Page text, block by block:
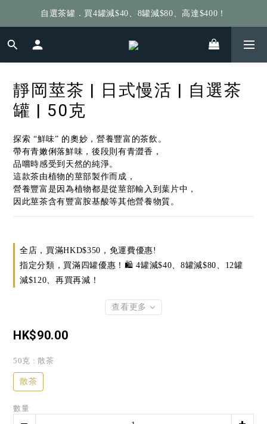
給個訂單好評，立即送你 $5 購物金！
自選茶罐．買4罐減$40、8罐減$80、高達$400！
給個訂單好評，立即送你 $5 購物金！
靜岡莖茶 | 日式慢活 | 自選茶
罐 | 50克
探索 “鮮味” 的奧妙，營養豐富的茶飲。
帶有青嫩俐落鮮味，後段則有青澀香，
品嚐時感受到天然的純淨。
這款茶由植物的莖部製作而成，
營養豐富是因為植物都是從莖部輸入到葉片中，
因此莖茶含有豐富胺基酸等其他營養物質。
全店，買滿HKD$350，免運費優惠!
指定分類，買滿四罐優惠！🛍️ 4罐減$40、8罐減$80、12罐
減$120、再買再減！
查看更多
HK$90.00
50克 : 散茶
散茶
數量